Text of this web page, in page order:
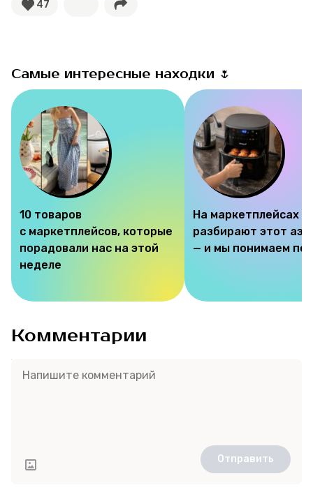
Тесты
Великие женщины
Тренды
Рецепты
Ваши истории
Соцсети
47
Самые интересные находки 🌷
10 товаров
с маркетплейсов, которые
порадовали нас на этой
неделе
На маркетплейсах
разбирают этот
— и мы понимаем
Комментарии
Отправить